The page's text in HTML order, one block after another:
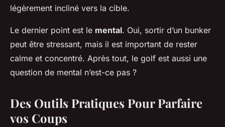
légèrement incliné vers la cible.
Le dernier point est le mental. Oui, sortir d’un bunker
peut être stressant, mais il est important de rester
calme et concentré. Après tout, le golf est aussi une
question de mental n’est-ce pas ?
Des Outils Pratiques Pour Parfaire
vos Coups